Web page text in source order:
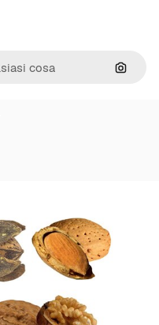
Cerca